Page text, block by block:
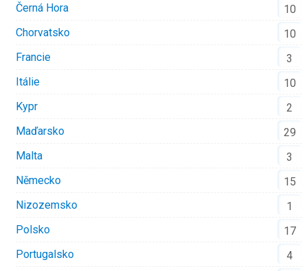
Černá Hora
10
Chorvatsko
10
Francie
3
Itálie
10
Kypr
2
Maďarsko
29
Malta
3
Německo
15
Nizozemsko
1
Polsko
17
Portugalsko
4